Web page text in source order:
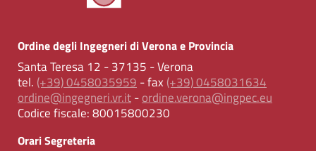
Ordine degli Ingegneri di Verona e Provincia
Santa Teresa 12 - 37135 - Verona
tel. (+39) 0458035959 - fax (+39) 0458031634
ordine@ingegneri.vr.it-ordine.verona@ingpec.eu
Codice fiscale:80015800230
Orari Segreteria